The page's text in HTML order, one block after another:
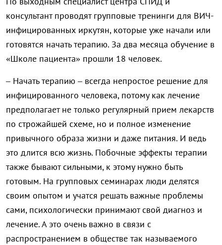
консультант проводят групповые тренинги для ВИЧ-
инфицированных иркутян, которые уже начали или
готовятся начать терапию. За два месяца обучение в
«Школе пациента» прошли 18 человек.
– Начать терапию – всегда непростое решение для
инфицированного человека, потому как лечение
предполагает не только регулярный прием лекарств
по строжайшей схеме, но и полное изменение
привычного образа жизни и даже питания. И ведь
это длится всю жизнь. Побочные эффекты терапии
также бывают сильными, к этому нужно быть
готовым. На групповых семинарах люди делятся
своим опытом и учатся решать важные проблемы
сами, психологически принимают свой диагноз и
лечение. А это очень важно в связи с
распространением в обществе так называемого